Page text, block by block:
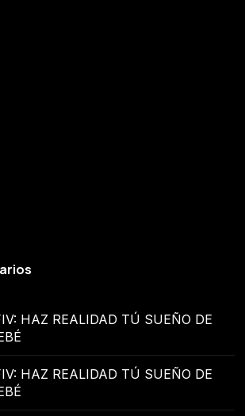
HAZ REALIDAD TÚ SUEÑO DE
HAZ REALIDAD TÚ SUEÑO DE